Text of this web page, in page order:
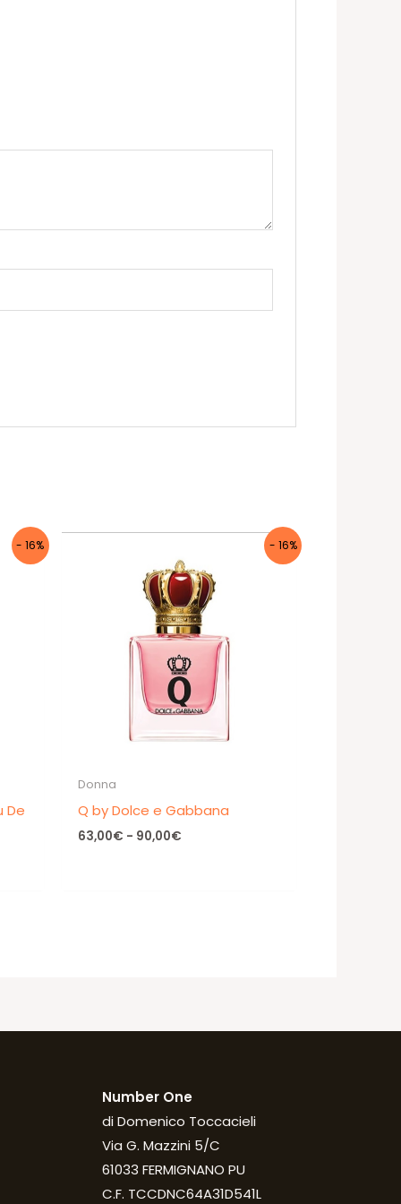
- 16%
De
- 16%
Donna
Q by Dolce e Gabbana
63,00€ - 90,00€Fascia
Number One
di Domenico Toccacieli
Via G. Mazzini 5/C
61033 FERMIGNANO PU
C.F. TCCDNC64A31D541L